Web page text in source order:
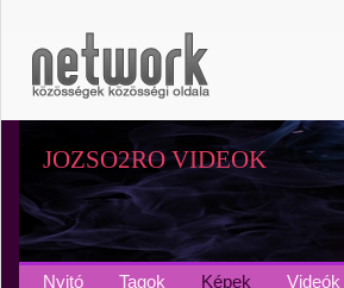
JOZSO2RO VIDEOK
Nyitó Tagok Képek Videók